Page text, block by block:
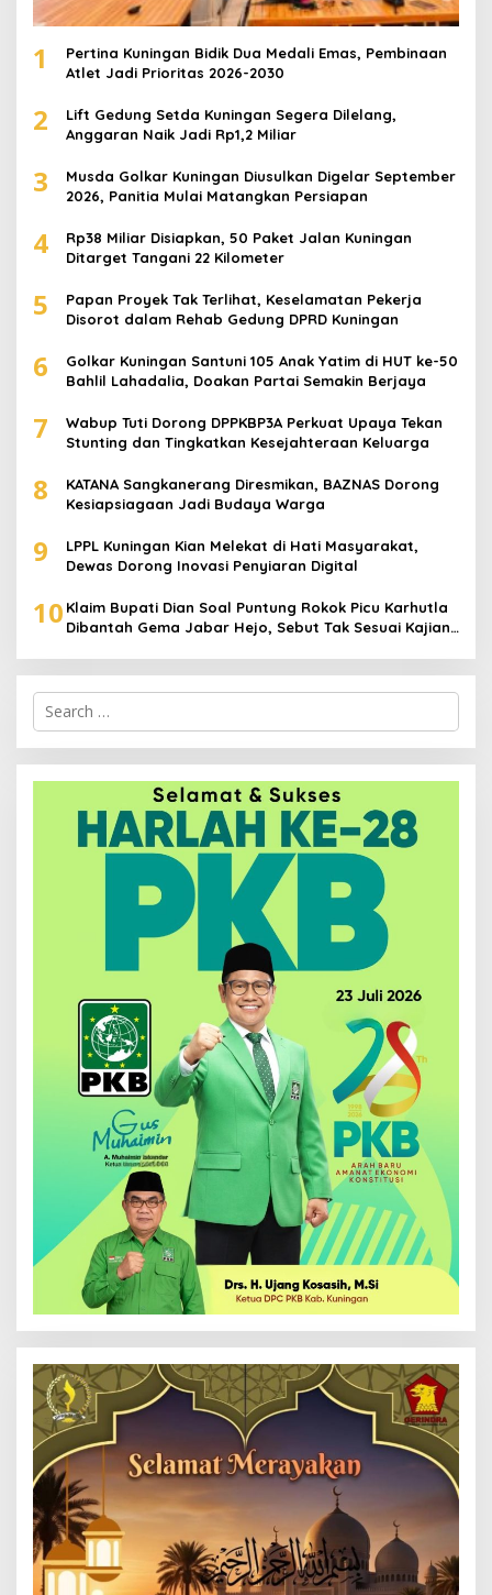
1
Pertina Kuningan Bidik Dua Medali Emas, Pembinaan
Atlet Jadi Prioritas 2026-2030
2
Lift Gedung Setda Kuningan Segera Dilelang,
Anggaran Naik Jadi Rp1,2 Miliar
3
Musda Golkar Kuningan Diusulkan Digelar September
2026, Panitia Mulai Matangkan Persiapan
4
Rp38 Miliar Disiapkan, 50 Paket Jalan Kuningan
Ditarget Tangani 22 Kilometer
5
Papan Proyek Tak Terlihat, Keselamatan Pekerja
Disorot dalam Rehab Gedung DPRD Kuningan
6
Golkar Kuningan Santuni 105 Anak Yatim di HUT ke-50
Bahlil Lahadalia, Doakan Partai Semakin Berjaya
7
Wabup Tuti Dorong DPPKBP3A Perkuat Upaya Tekan
Stunting dan Tingkatkan Kesejahteraan Keluarga
8
KATANA Sangkanerang Diresmikan, BAZNAS Dorong
Kesiapsiagaan Jadi Budaya Warga
9
LPPL Kuningan Kian Melekat di Hati Masyarakat,
Dewas Dorong Inovasi Penyiaran Digital
10 Klaim Bupati Dian Soal Puntung Rokok Picu Karhutla
Dibantah Gema Jabar Hejo, Sebut Tak Sesuai Kajian
Search
for: